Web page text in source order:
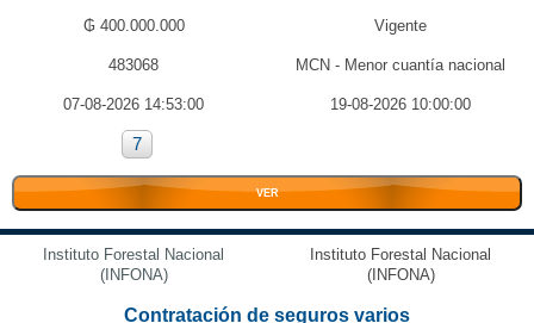
₲ 400.000.000 Vigente
483068 MCN - Menor cuantía nacional
07-08-2026 14:53:00 19-08-2026 10:00:00
7
VER
Instituto Forestal Nacional
(INFONA)
Instituto Forestal Nacional
(INFONA)
Contratación de seguros varios